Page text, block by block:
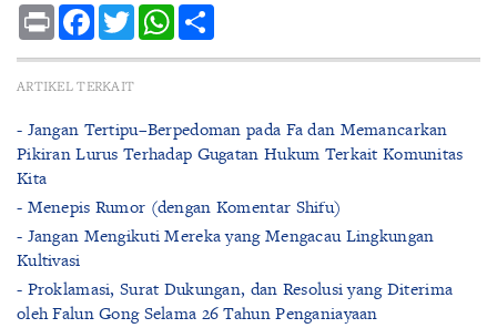
Print Facebook
TwitterWhatsApp
ARTIKEL TERKAIT
- Jangan Tertipu–Berpedoman pada Fa dan Memancarkan
Pikiran Lurus Terhadap Gugatan Hukum Terkait Komunitas
Kita
- Menepis Rumor (dengan Komentar Shifu)
- Jangan Mengikuti Mereka yang Mengacau Lingkungan
Kultivasi
- Proklamasi, Surat Dukungan, dan Resolusi yang Diterima
oleh Falun Gong Selama 26 Tahun Penganiayaan